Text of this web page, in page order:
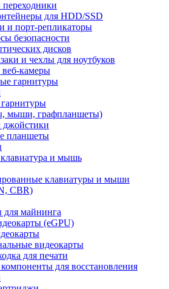
для HDD/SSD
и порт-репликаторы
безопасности
дисков
и чехлы для ноутбуков
камеры
гарнитуры
мыши, графпланшеты)
планшеты
и мышь
клавиатуры и мыши
CBR)
для майнинга
(eGPU)
видеокарты
для печати
для восстановления